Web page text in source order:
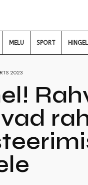
MELU SPORT
2023